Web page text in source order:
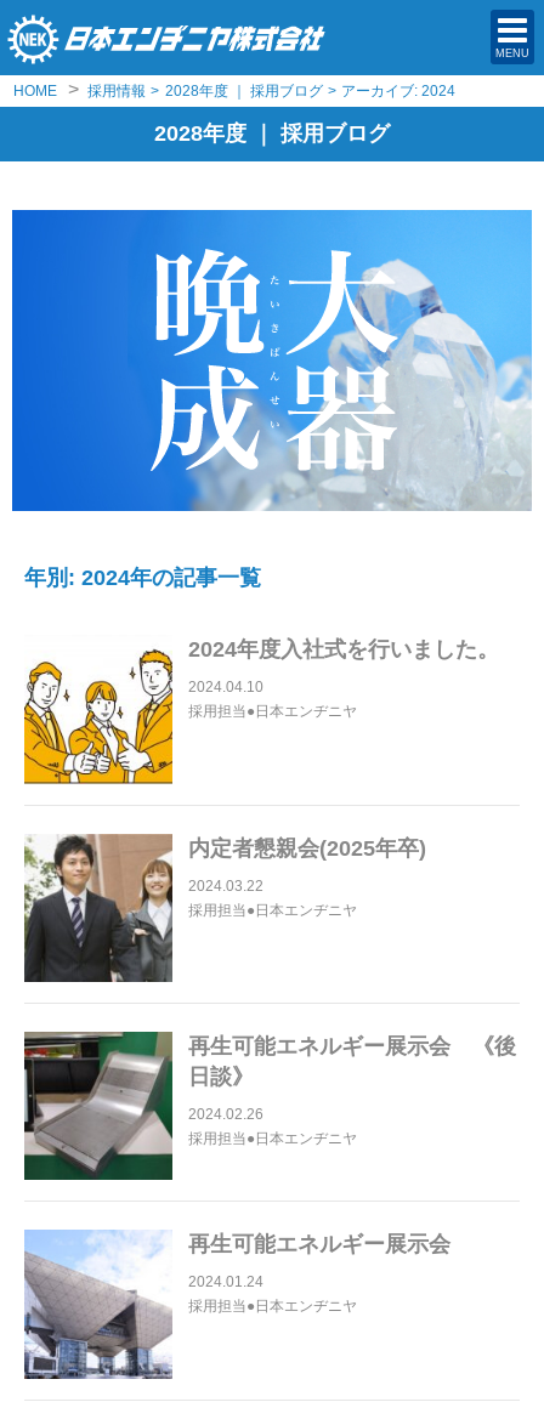
MENU
HOME > 採用情報 > 2028年度 ｜ 採用ブログ > アーカイブ: 2024
2028年度 ｜ 採用ブログ
年別: 2024年の記事一覧
2024年度入社式を行いました。
2024.04.10
採用担当●日本エンヂニヤ
内定者懇親会(2025年卒)
2024.03.22
採用担当●日本エンヂニヤ
再生可能エネルギー展示会 《後
日談》
2024.02.26
採用担当●日本エンヂニヤ
再生可能エネルギー展示会
2024.01.24
採用担当●日本エンヂニヤ